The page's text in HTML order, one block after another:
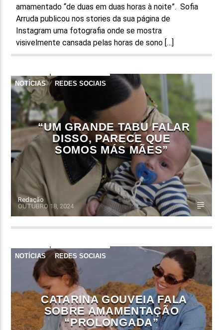
amamentado “de duas em duas horas à noite”. Sofia
Arruda publicou nos stories da sua página de
Instagram uma fotografia onde se mostra
visivelmente cansada pelas horas de sono […]
NOTÍCIAS REDES SOCIAIS
“UM GRANDE TABU FALAR
DISSO, PARECE QUE
SOMOS MÁS MÃES”
Redação
OUTUBRO 18, 2024
NOTÍCIAS REDES SOCIAIS
CATARINA GOUVEIA FALA
SOBRE AMAMENTAÇÃO
“PROLONGADA”